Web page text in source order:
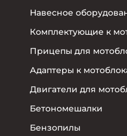
Навесное
Комплектующие к
Прицепы для
Адаптеры к
Двигатели для
Бетономешалки
Бензопилы